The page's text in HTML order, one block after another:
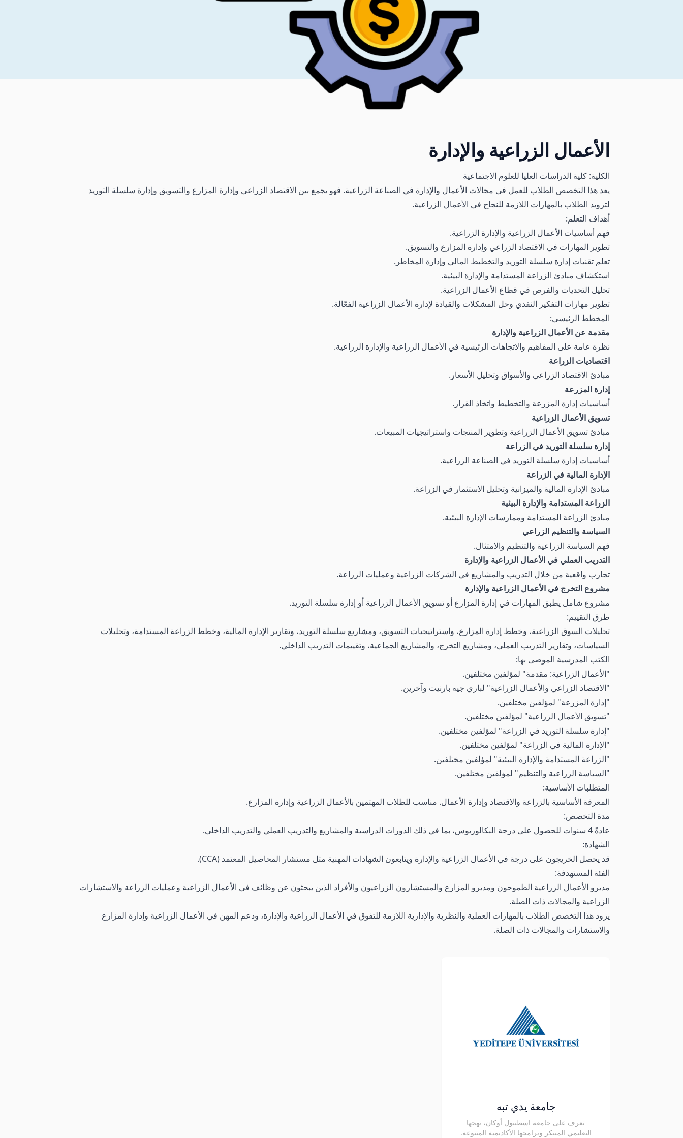
الأعمال الزراعية والإدارة
الكلية: كلية الدراسات العليا للعلوم الاجتماعية
يعد هذا التخصص الطلاب للعمل في مجالات الأعمال والإدارة في الصناعة الزراعية. فهو يجمع بين الاقتصاد الزراعي وإدارة المزارع والتسويق وإدارة سلسلة التوريد
لتزويد الطلاب بالمهارات اللازمة للنجاح في الأعمال الزراعية.
أهداف التعلم:
فهم أساسيات الأعمال الزراعية والإدارة الزراعية.
تطوير المهارات في الاقتصاد الزراعي وإدارة المزارع والتسويق.
تعلم تقنيات إدارة سلسلة التوريد والتخطيط المالي وإدارة المخاطر.
استكشاف مبادئ الزراعة المستدامة والإدارة البيئية.
تحليل التحديات والفرص في قطاع الأعمال الزراعية.
تطوير مهارات التفكير النقدي وحل المشكلات والقيادة لإدارة الأعمال الزراعية الفعّالة.
المخطط الرئيسي:
مقدمة عن الأعمال الزراعية والإدارة
نظرة عامة على المفاهيم والاتجاهات الرئيسية في الأعمال الزراعية والإدارة الزراعية.
اقتصاديات الزراعة
مبادئ الاقتصاد الزراعي والأسواق وتحليل الأسعار.
إدارة المزرعة
أساسيات إدارة المزرعة والتخطيط واتخاذ القرار.
تسويق الأعمال الزراعية
مبادئ تسويق الأعمال الزراعية وتطوير المنتجات واستراتيجيات المبيعات.
إدارة سلسلة التوريد في الزراعة
أساسيات إدارة سلسلة التوريد في الصناعة الزراعية.
الإدارة المالية في الزراعة
مبادئ الإدارة المالية والميزانية وتحليل الاستثمار في الزراعة.
الزراعة المستدامة والإدارة البيئية
مبادئ الزراعة المستدامة وممارسات الإدارة البيئية.
السياسة والتنظيم الزراعي
فهم السياسة الزراعية والتنظيم والامتثال.
التدريب العملي في الأعمال الزراعية والإدارة
تجارب واقعية من خلال التدريب والمشاريع في الشركات الزراعية وعمليات الزراعة.
مشروع التخرج في الأعمال الزراعية والإدارة
مشروع شامل يطبق المهارات في إدارة المزارع أو تسويق الأعمال الزراعية أو إدارة سلسلة التوريد.
طرق التقييم:
تحليلات السوق الزراعية، وخطط إدارة المزارع، واستراتيجيات التسويق، ومشاريع سلسلة التوريد، وتقارير الإدارة المالية، وخطط الزراعة المستدامة، وتحليلات
السياسات، وتقارير التدريب العملي، ومشاريع التخرج، والمشاريع الجماعية، وتقييمات التدريب الداخلي.
الكتب المدرسية الموصى بها:
"الأعمال الزراعية: مقدمة" لمؤلفين مختلفين.
"الاقتصاد الزراعي والأعمال الزراعية" لباري جيه بارنيت وآخرين.
"إدارة المزرعة" لمؤلفين مختلفين.
"تسويق الأعمال الزراعية" لمؤلفين مختلفين.
"إدارة سلسلة التوريد في الزراعة" لمؤلفين مختلفين.
"الإدارة المالية في الزراعة" لمؤلفين مختلفين.
"الزراعة المستدامة والإدارة البيئية" لمؤلفين مختلفين.
"السياسة الزراعية والتنظيم" لمؤلفين مختلفين.
المتطلبات الأساسية:
المعرفة الأساسية بالزراعة والاقتصاد وإدارة الأعمال. مناسب للطلاب المهتمين بالأعمال الزراعية وإدارة المزارع.
مدة التخصص:
عادةً 4 سنوات للحصول على درجة البكالوريوس، بما في ذلك الدورات الدراسية والمشاريع والتدريب العملي والتدريب الداخلي.
الشهادة:
قد يحصل الخريجون على درجة في الأعمال الزراعية والإدارة ويتابعون الشهادات المهنية مثل مستشار المحاصيل المعتمد (CCA).
الفئة المستهدفة:
مديرو الأعمال الزراعية الطموحون ومديرو المزارع والمستشارون الزراعيون والأفراد الذين يبحثون عن وظائف في الأعمال الزراعية وعمليات الزراعة والاستشارات
الزراعية والمجالات ذات الصلة.
يزود هذا التخصص الطلاب بالمهارات العملية والنظرية والإدارية اللازمة للتفوق في الأعمال الزراعية والإدارة، ودعم المهن في الأعمال الزراعية وإدارة المزارع
والاستشارات والمجالات ذات الصلة.
جامعة يدي تبه
تعرف على جامعة اسطنبول أوكان، نهجها
التعليمي المبتكر وبرامجها الأكاديمية المتنوعة.